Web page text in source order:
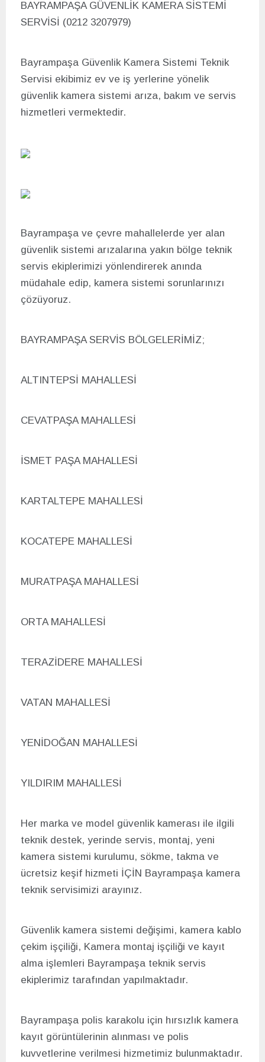
BAYRAMPAŞA GÜVENLİK KAMERA SİSTEMİ
SERVİSİ (0212 3207979)
Bayrampaşa Güvenlik Kamera Sistemi Teknik
Servisi ekibimiz ev ve iş yerlerine yönelik
güvenlik kamera sistemi arıza, bakım ve servis
hizmetleri vermektedir.
Bayrampaşa ve çevre mahallelerde yer alan
güvenlik sistemi arızalarına yakın bölge teknik
servis ekiplerimizi yönlendirerek anında
müdahale edip, kamera sistemi sorunlarınızı
çözüyoruz.
BAYRAMPAŞA SERVİS BÖLGELERİMİZ;
ALTINTEPSİ MAHALLESİ
CEVATPAŞA MAHALLESİ
İSMET PAŞA MAHALLESİ
KARTALTEPE MAHALLESİ
KOCATEPE MAHALLESİ
MURATPAŞA MAHALLESİ
ORTA MAHALLESİ
TERAZİDERE MAHALLESİ
VATAN MAHALLESİ
YENİDOĞAN MAHALLESİ
YILDIRIM MAHALLESİ
Her marka ve model güvenlik kamerası ile ilgili
teknik destek, yerinde servis, montaj, yeni
kamera sistemi kurulumu, sökme, takma ve
ücretsiz keşif hizmeti İÇİN Bayrampaşa kamera
teknik servisimizi arayınız.
Güvenlik kamera sistemi değişimi, kamera kablo
çekim işçiliği, Kamera montaj işçiliği ve kayıt
alma işlemleri Bayrampaşa teknik servis
ekiplerimiz tarafından yapılmaktadır.
Bayrampaşa polis karakolu için hırsızlık kamera
kayıt görüntülerinin alınması ve polis
kuvvetlerine verilmesi hizmetimiz bulunmaktadır.